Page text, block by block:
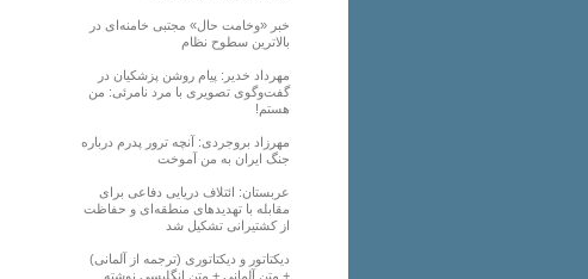
خبر «وخامت حال» مجتبی خامنه‌ای در
بالاترین سطوح نظام
مهرداد خدیر: پیام روشن پزشکیان در
گفت‌و‌گوی تصویری با مرد نامرئی: من
هستم!
مهرزاد بروجردی: آنچه ترور پدرم درباره
جنگ ایران به من آموخت
عربستان: ائتلاف دریایی دفاعی برای
مقابله با تهدیدهای منطقه‌ای و حفاظت
از کشتیرانی تشکیل شد
دیکتاتور و دیکتاتوری (ترجمه از آلمانی)
+ متن آلمانی + متن انگلیسی نوشته